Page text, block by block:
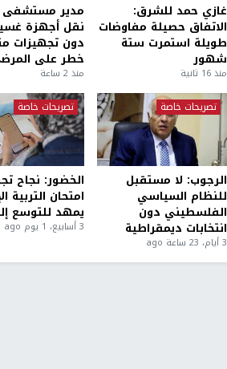
غازي حمد للشرق:
الاتفاق حصيلة مفاوضات
طويلة استمرت ستة
شهور
منذ 16 ثانية
مدير مستشفى
نقل أجهزة
دون تجهيزات
خطر على
منذ 2 ساعة
تصريحات خاصة
الرجوب: لا مستقبل
للنظام السياسي
الفلسطيني دون
انتخابات ديمقراطية
3 أيام، 23 ساعة ago
تصريحات خاصة
الخضور: نجاح
امتحان التربية
يمهد للتوسع
3 أسابيع، 1 يوم ago